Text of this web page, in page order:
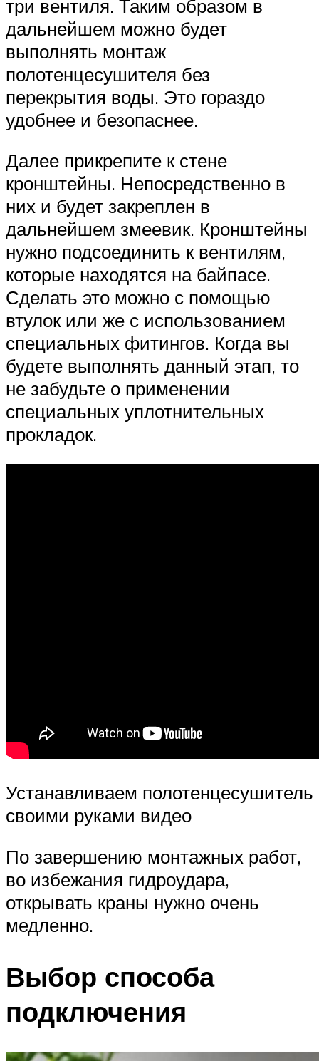
три вентиля. Таким образом в
дальнейшем можно будет
выполнять монтаж
полотенцесушителя без
перекрытия воды. Это гораздо
удобнее и безопаснее.
Далее прикрепите к стене
кронштейны. Непосредственно в
них и будет закреплен в
дальнейшем змеевик. Кронштейны
нужно подсоединить к вентилям,
которые находятся на байпасе.
Сделать это можно с помощью
втулок или же с использованием
специальных фитингов. Когда вы
будете выполнять данный этап, то
не забудьте о применении
специальных уплотнительных
прокладок.
Устанавливаем полотенцесушитель
своими руками видео
По завершению монтажных работ,
во избежания гидроудара,
открывать краны нужно очень
медленно.
Выбор способа
подключения